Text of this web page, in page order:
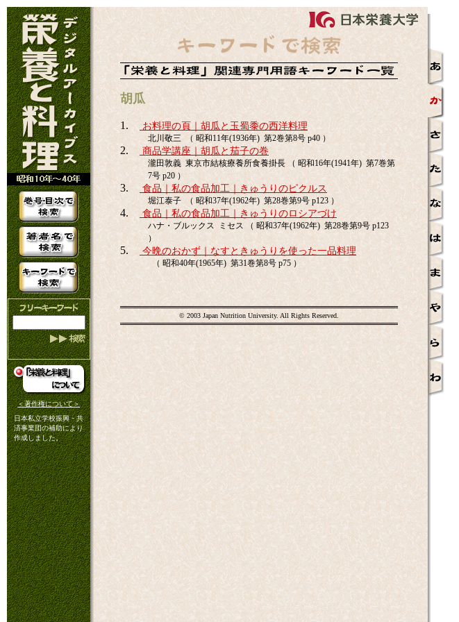
＜著作権について＞
日本私立学校振興・共
済事業団の補助により
作成しました。
胡瓜
1. お料理の頁｜胡瓜と玉蜀黍の西洋料理
北川敬三 （ 昭和11年(1936年) 第2巻第8号 p40 ）
2. 商品学講座｜胡瓜と茄子の巻
瀧田敦義 東京市結核療養所食養掛長 （ 昭和16年(1941年) 第7巻第
7号 p20 ）
3. 食品｜私の食品加工｜きゅうりのピクルス
堀江泰子 （ 昭和37年(1962年) 第28巻第9号 p123 ）
4. 食品｜私の食品加工｜きゅうりのロシアづけ
ハナ・ブルックス ミセス （ 昭和37年(1962年) 第28巻第9号 p123
）
5. 今晩のおかず｜なすときゅうりを使った一品料理
（ 昭和40年(1965年) 第31巻第8号 p75 ）
© 2003 Japan Nutrition University. All Rights Reserved.